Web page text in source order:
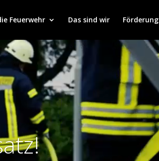
Feuerwehr Das sind wir Förderung